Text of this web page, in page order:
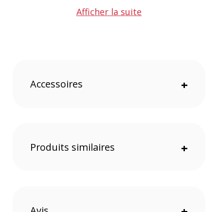
Points forts du pack 5 films noir & blanc KODAK 120 Tri-
Convient aux applications qui nécessitent un rapport
Sensibilité : 400 ASA
Afficher la suite
Accessoires +
Produits similaires +